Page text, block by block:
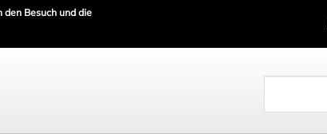
den Besuch und die